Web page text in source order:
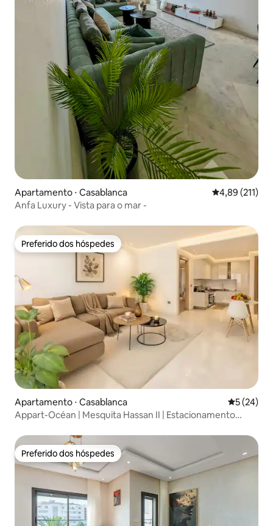
Apartamento ⋅ Casablanca 4,89 de uma
4,89 (211)
Anfa Luxury - Vista para o mar -
Preferido dos hóspedes
Preferido dos hóspedes
Apartamento ⋅ Casablanca 5 de uma
5 (24)
Appart-Océan | Mesquita Hassan II | Estacionamento
Preferido dos hóspedes
Preferido dos hóspedes